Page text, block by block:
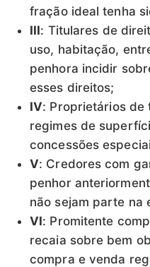
fração ideal tenha
III: Titulares de
uso, habitação,
penhora incidir
esses direitos;
IV: Proprietários de
regimes de
concessões
V: Credores com
penhor
não sejam parte na
VI: Promitente
recaia sobre bem
compra e venda